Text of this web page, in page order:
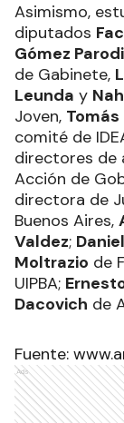
Asimismo,
diputados
Gómez Parodi
de Gabinete,
Leunda y
Joven, Tomás
comité de
directores de
Acción de
directora de
Buenos Aires,
Valdez;
Moltrazio de
UIPBA;
Dacovich de
Fuente:
Ads